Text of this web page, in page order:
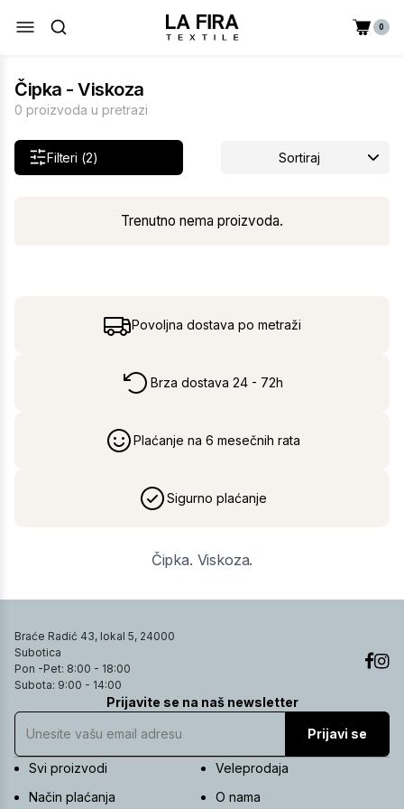
0
Čipka - Viskoza
0 proizvoda u pretrazi
Filteri (2) Sortiraj
Trenutno nema proizvoda.
Povoljna dostava po metraži
Brza dostava 24 - 72h
Plaćanje na 6 mesečnih rata
Sigurno plaćanje
Čipka. Viskoza.
Braće Radić 43, lokal 5, 24000
Subotica
Pon -Pet: 8:00 - 18:00
Subota: 9:00 - 14:00
Prijavite se na naš newsletter
Prijavi se
Svi proizvodi
Veleprodaja
Način plaćanja
O nama